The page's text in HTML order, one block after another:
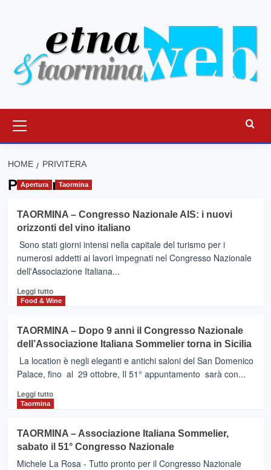
principale
HOME PRIVITERA
Privitera
Apertura Taormina
TAORMINA – Congresso Nazionale AIS: i nuovi
orizzonti del vino italiano
Sono stati giorni intensi nella capitale del turismo per i
numerosi addetti ai lavori impegnati nel Congresso Nazionale
dell'Associazione Italiana...
Leggi tuttoLeggi
di
TAORMINA
–
Congresso
Nazionale
AIS:
i
vino
italiano
Food & Wine
TAORMINA – Dopo 9 anni il Congresso Nazionale
dell’Associazione Italiana Sommelier torna in Sicilia
La location è negli eleganti e antichi saloni del San Domenico
Palace, fino al 29 ottobre, Il 51° appuntamento sarà con...
Leggi tuttoLeggi
TAORMINA
–
Dopo
Taormina
TAORMINA – Associazione Italiana Sommelier,
sabato il 51° Congresso Nazionale
Michele La Rosa - Tutto pronto per il Congresso Nazionale